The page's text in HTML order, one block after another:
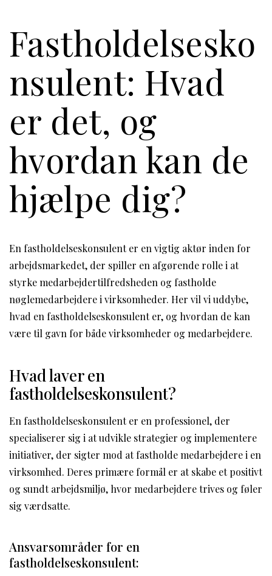
Fastholdelsesko
nsulent: Hvad
er det, og
hvordan kan de
hjælpe dig?
En fastholdelseskonsulent er en vigtig aktør inden for
arbejdsmarkedet, der spiller en afgørende rolle i at
styrke medarbejdertilfredsheden og fastholde
nøglemedarbejdere i virksomheder. Her vil vi uddybe,
hvad en fastholdelseskonsulent er, og hvordan de kan
være til gavn for både virksomheder og medarbejdere.
Hvad laver en
fastholdelseskonsulent?
En fastholdelseskonsulent er en professionel, der
specialiserer sig i at udvikle strategier og implementere
initiativer, der sigter mod at fastholde medarbejdere i en
virksomhed. Deres primære formål er at skabe et positivt
og sundt arbejdsmiljø, hvor medarbejdere trives og føler
sig værdsatte.
Ansvarsområder for en
fastholdelseskonsulent: